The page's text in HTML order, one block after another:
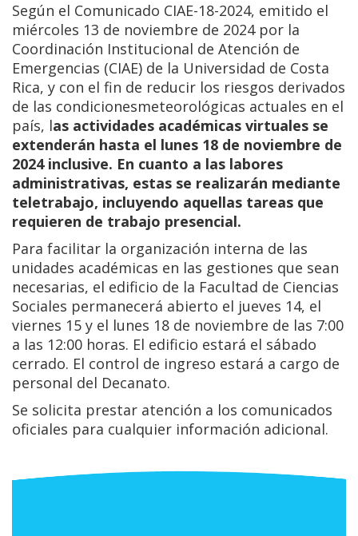
Según el Comunicado CIAE-18-2024, emitido el
miércoles 13 de noviembre de 2024 por la
Coordinación Institucional de Atención de
Emergencias (CIAE) de la Universidad de Costa
Rica, y con el fin de reducir los riesgos derivados
de las condicionesmeteorológicas actuales en el
país, las actividades académicas virtuales se
extenderán hasta el lunes 18 de noviembre de
2024 inclusive. En cuanto a las labores
administrativas, estas se realizarán mediante
teletrabajo, incluyendo aquellas tareas que
requieren de trabajo presencial.
Para facilitar la organización interna de las
unidades académicas en las gestiones que sean
necesarias, el edificio de la Facultad de Ciencias
Sociales permanecerá abierto el jueves 14, el
viernes 15 y el lunes 18 de noviembre de las 7:00
a las 12:00 horas. El edificio estará el sábado
cerrado. El control de ingreso estará a cargo de
personal del Decanato.
Se solicita prestar atención a los comunicados
oficiales para cualquier información adicional.